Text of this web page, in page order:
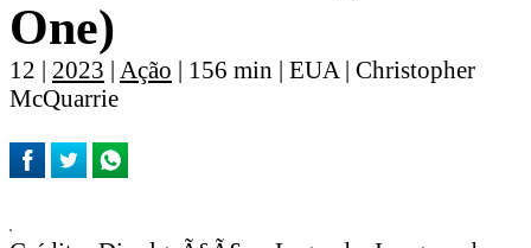
One)
12 | 2023 | Ação | 156 min | EUA | Christopher
McQuarrie